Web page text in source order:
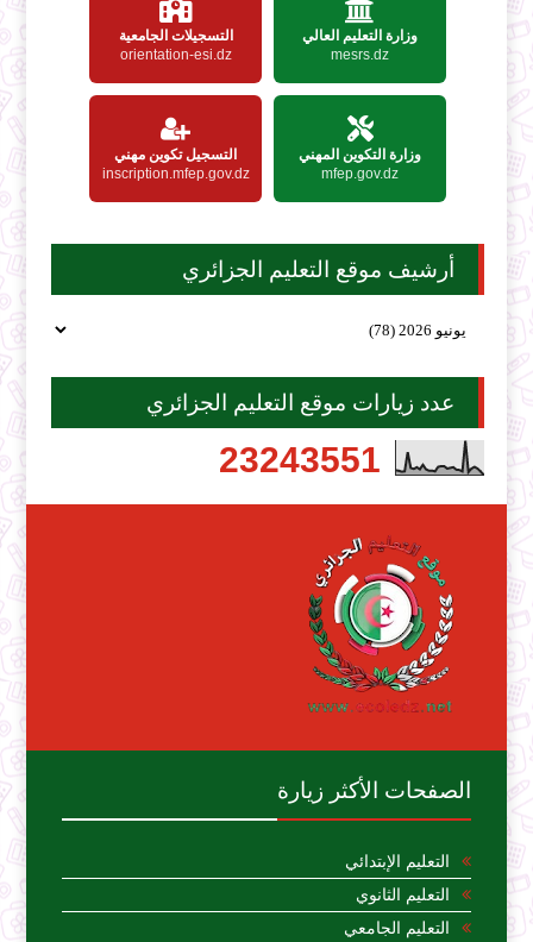
وزارة التعليم العالي
mesrs.dz
التسجيلات الجامعية
orientation-esi.dz
وزارة التكوين المهني
mfep.gov.dz
التسجيل تكوين مهني
inscription.mfep.gov.dz
أرشيف موقع التعليم الجزائري
عدد زيارات موقع التعليم الجزائري
23243551
الصفحات الأكثر زيارة
التعليم الإبتدائي
التعليم الثانوي
التعليم الجامعي